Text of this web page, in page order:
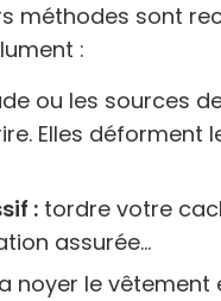
méthodes sont
:
ou les sources
Elles déforment
: tordre votre
assurée…
noyer le vêtement